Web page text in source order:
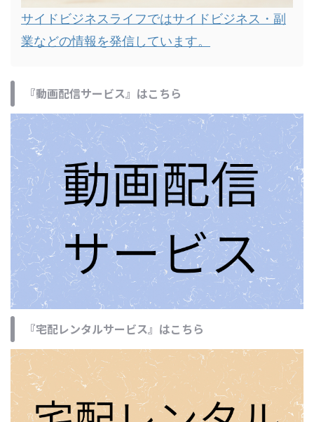
サイドビジネスライフではサイドビジネス・副
業などの情報を発信しています。
『動画配信サービス』はこちら
『宅配レンタルサービス』はこちら